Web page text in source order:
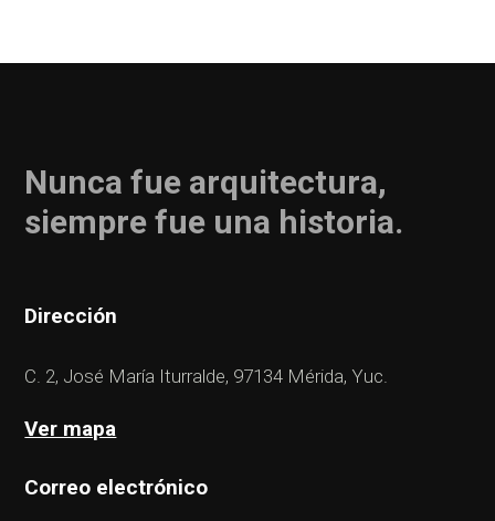
Nunca fue arquitectura,
siempre fue una historia.
Dirección
C. 2, José María Iturralde, 97134 Mérida, Yuc.
Ver mapa
Correo electrónico